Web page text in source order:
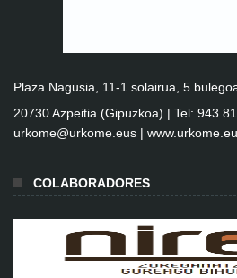
Plaza Nagusia, 11-1.solairua,
20730 Azpeitia (Gipuzkoa) | Tel: 943
urkome@urkome.eus |
COLABORADORES